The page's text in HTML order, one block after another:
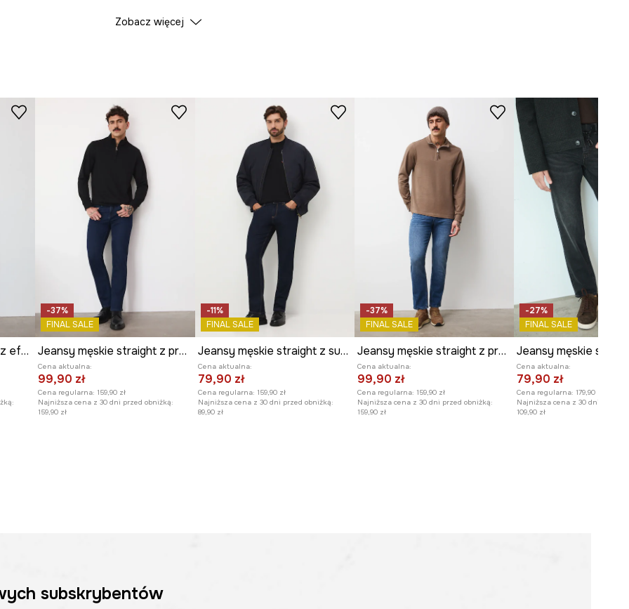
Kolor
Producent
Zobacz więcej
Jeansy męskie straight z efektem sprania
-37%
FINAL SALE
Jeansy męskie straight z przetarciami
Cena aktualna:
99,90 zł
Cena regularna: 159,90 zł
Najniższa cena z 30 dni przed obniżką:
159,90 zł
-11%
FINAL SALE
Jeansy męskie straight z surowego denimu
Cena aktualna:
79,90 zł
Cena regularna: 159,90 zł
Najniższa cena z 30 dni przed obniżką:
89,90 zł
-37%
FINAL SALE
Jeansy męskie straight z przetarciami
Cena aktualna:
99,90 zł
Cena regularna: 159,90 zł
Najniższa cena z 30 dni przed obniżką:
159,90 zł
-27%
FINAL SALE
Cena aktualna:
79,90 zł
Cena regularna: 179,90 zł
Najniższa cena z 30 dni przed
109,90 zł
subskrybentów